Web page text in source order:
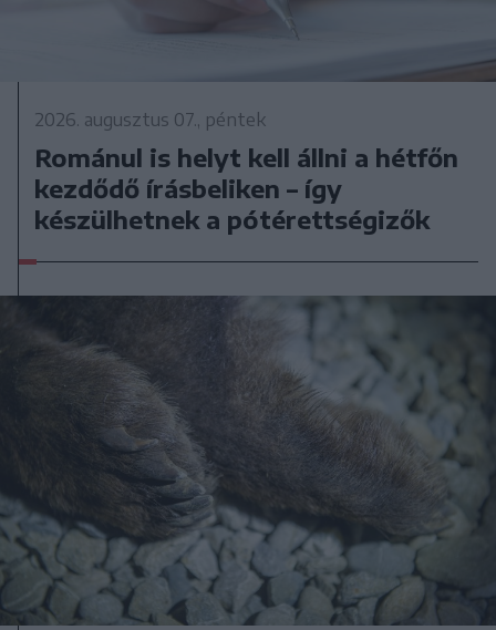
2026. augusztus 07., péntek
Románul is helyt kell állni a hétfőn
kezdődő írásbeliken – így
készülhetnek a pótérettségizők